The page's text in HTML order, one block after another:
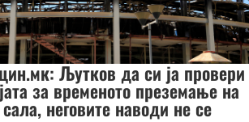
Љутков да си ја провери
за временото преземање на
неговите наводи не се